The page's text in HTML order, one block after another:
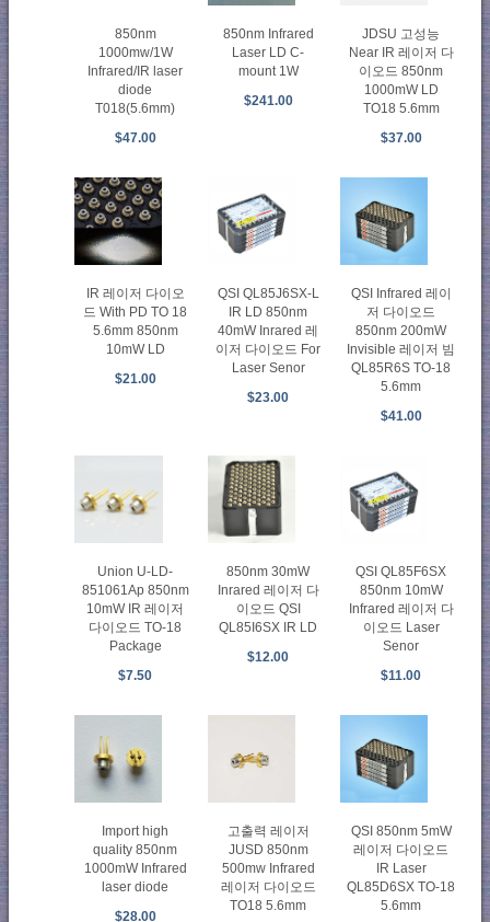
850nm
1000mw/1W
Infrared/IR laser
diode
T018(5.6mm)
$47.00
850nm Infrared
Laser LD C-
mount 1W
$241.00
JDSU 고성능
Near IR 레이저 다
이오드 850nm
1000mW LD
TO18 5.6mm
$37.00
IR 레이저 다이오
드 With PD TO 18
5.6mm 850nm
10mW LD
$21.00
QSI QL85J6SX-L
IR LD 850nm
40mW Inrared 레
이저 다이오드 For
Laser Senor
$23.00
QSI Infrared 레이
저 다이오드
850nm 200mW
Invisible 레이저 빔
QL85R6S TO-18
5.6mm
$41.00
Union U-LD-
851061Ap 850nm
10mW IR 레이저
다이오드 TO-18
Package
$7.50
850nm 30mW
Inrared 레이저 다
이오드 QSI
QL85I6SX IR LD
$12.00
QSI QL85F6SX
850nm 10mW
Infrared 레이저 다
이오드 Laser
Senor
$11.00
Import high
quality 850nm
1000mW Infrared
laser diode
$28.00
고출력 레이저
JUSD 850nm
500mw Infrared
레이저 다이오드
TO18 5.6mm
QSI 850nm 5mW
레이저 다이오드
IR Laser
QL85D6SX TO-18
5.6mm